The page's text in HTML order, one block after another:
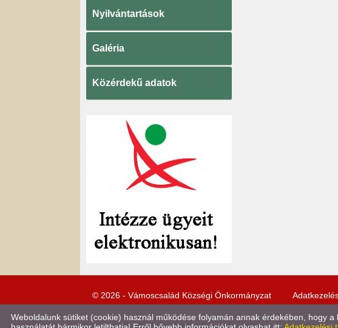
Nyilvántartások
Galéria
Közérdekű adatok
© 2026 - Vámoscsalád Községi Önkormányzat
Weboldalunk sütiket (cookie) használ működése folyamán annak érdekében, hogy